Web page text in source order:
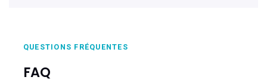
QUESTIONS FRÉQUENTES
FAQ